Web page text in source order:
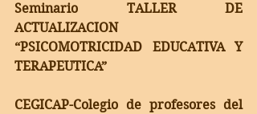
Seminario TALLER DE
ACTUALIZACION
“PSICOMOTRICIDAD EDUCATIVA Y
TERAPEUTICA”
CEGICAP-Colegio de profesores del